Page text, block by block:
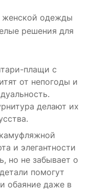
женской одежды
решения для
плащи с
от непогоды и
делают их
и элегантности
но не забывает о
помогут
обаяние даже в